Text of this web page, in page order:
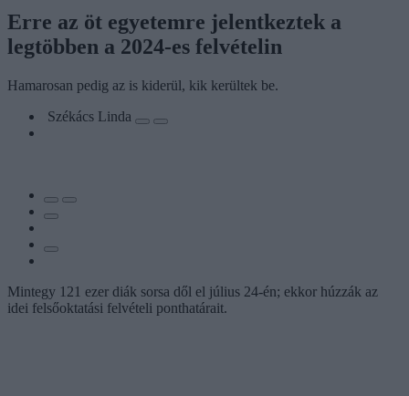
Erre az öt egyetemre jelentkeztek a
legtöbben a 2024-es felvételin
Hamarosan pedig az is kiderül, kik kerültek be.
Székács Linda
Mintegy 121 ezer diák sorsa dől el július 24-én; ekkor húzzák az
idei felsőoktatási felvételi ponthatárait.